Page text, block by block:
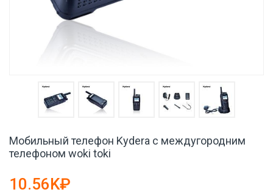
Мобильный телефон Kydera с междугородним
телефоном woki toki
10.56K₽